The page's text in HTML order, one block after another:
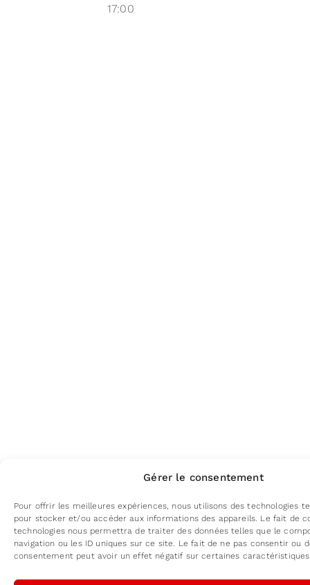
Gérer le consentement
Pour offrir les meilleures expériences, nous utilisons des technologies
pour stocker et/ou accéder aux informations des appareils. Le fait de
technologies nous permettra de traiter des données telles que le
navigation ou les ID uniques sur ce site. Le fait de ne pas consentir ou
consentement peut avoir un effet négatif sur certaines
17:00